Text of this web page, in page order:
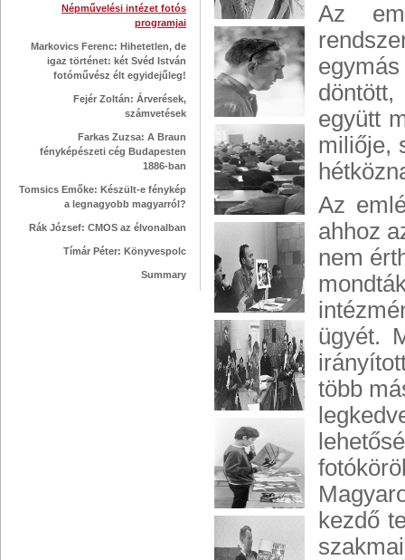
Népművelési intézet fotós
programjai
Markovics Ferenc: Hihetetlen, de
igaz történet: két Svéd István
fotóművész élt egyidejűleg!
Fejér Zoltán: Árverések,
számvetések
Farkas Zuzsa: A Braun
fényképészeti cég Budapesten
1886-ban
Tomsics Emőke: Készült-e fénykép
a legnagyobb magyarról?
Rák József: CMOS az élvonalban
Tímár Péter: Könyvespolc
Summary
Az
együtt
miliője,
Az
ahhoz
nem
ügyét.
több
kezdő